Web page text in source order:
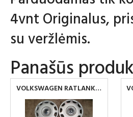
4vnt Originalus,
su veržlėmis.
Panašūs
VOLKSWAGEN RATLANKIU
GAUBTAI R15